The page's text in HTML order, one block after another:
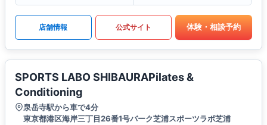
店舗情報 公式サイト 体験・相談予約
SPORTS LABO SHIBAURAPilates &
Conditioning
泉岳寺駅から車で4分
東京都港区海岸三丁目26番1号バーク芝浦スポーツラボ芝浦